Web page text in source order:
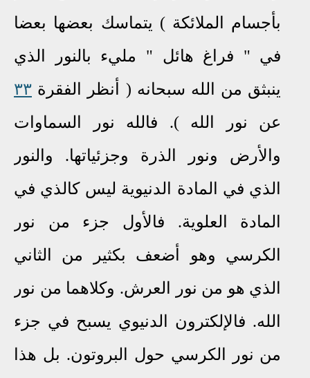
بأجسام الملائكة ) يتماسك بعضها بعضا
في " فراغ هائل " مليء بالنور الذي
ينبثق من الله سبحانه ( أنظر الفقرة ٣٣
عن نور الله ). فالله نور السماوات
والأرض ونور الذرة وجزئياتها. والنور
الذي في المادة الدنيوية ليس كالذي في
المادة العلوية. فالأول جزء من نور
الكرسي وهو أضعف بكثير من الثاني
الذي هو من نور العرش. وكلاهما من نور
الله. فالإلكترون الدنيوي يسبح في جزء
من نور الكرسي حول البروتون. بل هذا